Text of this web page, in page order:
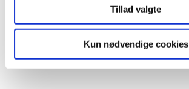
Tillad valgte
Kun nødvendige cookies